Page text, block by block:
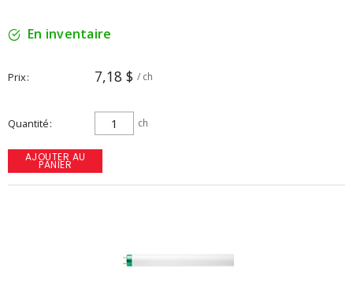
En inventaire
Prix 7,18 $ / ch
Quantité ch
AJOUTER AU
PANIER